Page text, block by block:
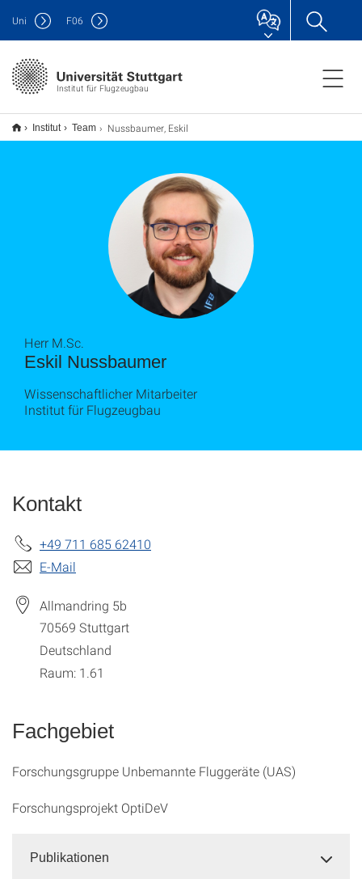
Institut für Flugzeugbau
Uni F06
Institut Team Nussbaumer, Eskil
Eskil Nussbaumer
Herr M.Sc.
Wissenschaftlicher Mitarbeiter
Institut für Flugzeugbau
Kontakt
+49 711 685 62410
E-Mail
Allmandring 5b
70569 Stuttgart
Deutschland
Raum: 1.61
Fachgebiet
Forschungsgruppe Unbemannte Fluggeräte (UAS)
Forschungsprojekt OptiDeV
Publikationen